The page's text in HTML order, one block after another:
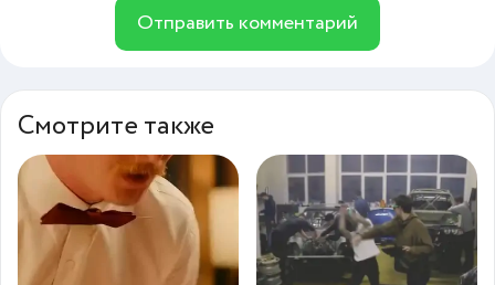
Отправить комментарий
Смотрите также